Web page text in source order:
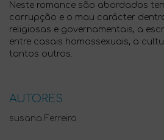
Neste romance são abordados
corrupção e o mau carácter
religiosas e governamentais, a
entre casais homossexuais, a
tantos outros.
AUTORES
susana Ferreira